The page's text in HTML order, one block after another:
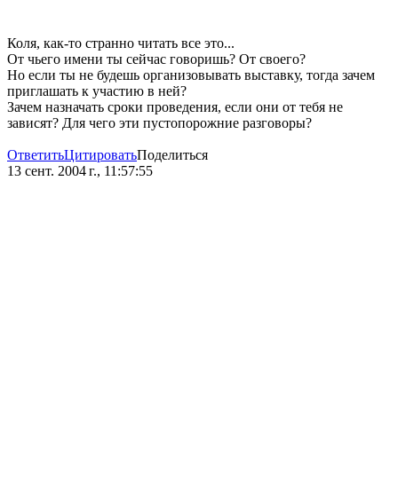
Коля, как-то странно читать все это...
От чьего имени ты сейчас говоришь? От своего?
Но если ты не будешь организовывать выставку, тогда зачем
приглашать к участию в ней?
Зачем назначать сроки проведения, если они от тебя не
зависят? Для чего эти пустопорожние разговоры?
ОтветитьЦитироватьПоделиться
13 сент. 2004 г., 11:57:55